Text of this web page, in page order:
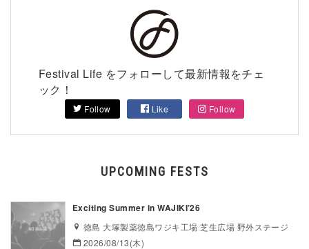
Festival Life をフォローして最新情報をチェ
ック！
Follow Like Follow
UPCOMING FESTS
Exciting Summer in WAJIKI’26
徳島 大塚製薬徳島ワジキ工場 芝生広場 野外ステージ
2026/08/13(木)